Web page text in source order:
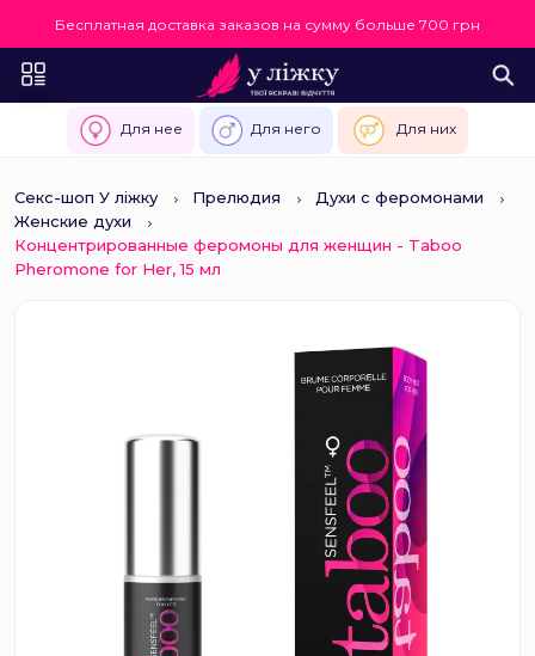
Бесплатная доставка заказов на сумму больше 700 грн
Для нее Для него Для них
Секс-шоп У ліжку Прелюдия
Духи с феромонами
Женские духи
Концентрированные феромоны для женщин - Taboo
Pheromone for Her, 15 мл